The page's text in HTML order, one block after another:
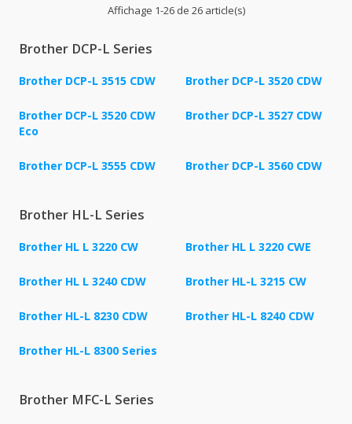
Affichage 1-26 de 26 article(s)
Brother DCP-L Series
Brother DCP-L 3515 CDW Brother DCP-L 3520 CDW
Brother DCP-L 3520 CDW
Eco
Brother DCP-L 3527 CDW
Brother DCP-L 3555 CDW Brother DCP-L 3560 CDW
Brother HL-L Series
Brother HL L 3220 CW Brother HL L 3220 CWE
Brother HL L 3240 CDW Brother HL-L 3215 CW
Brother HL-L 8230 CDW Brother HL-L 8240 CDW
Brother HL-L 8300 Series
Brother MFC-L Series